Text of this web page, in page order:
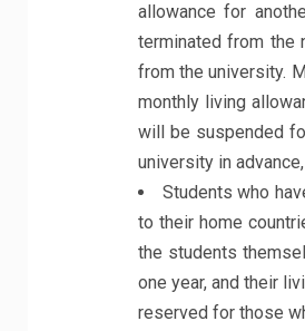
allowance for
terminated from the
from the university.
monthly living
will be suspended
university in
Students who
to their home
the students
one year, and their
reserved for those